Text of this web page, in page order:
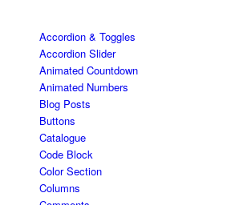
Accordion & Toggles
Accordion Slider
Animated Countdown
Animated Numbers
Blog Posts
Buttons
Catalogue
Code Block
Color Section
Columns